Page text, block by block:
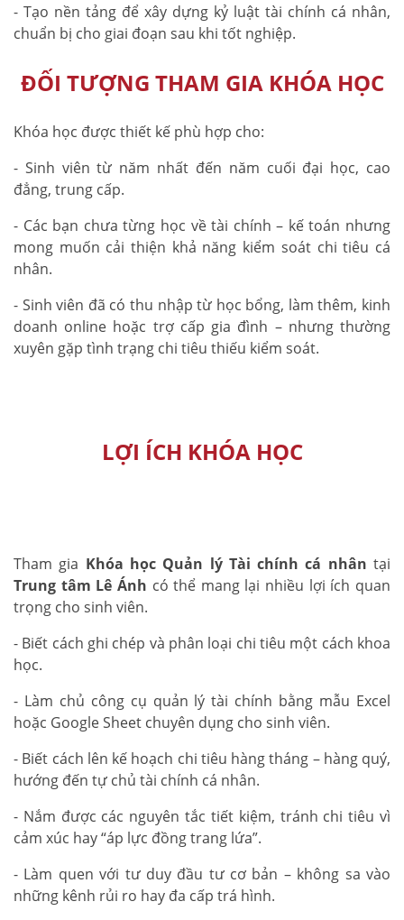
- Tạo nền tảng để xây dựng kỷ luật tài chính cá nhân,
chuẩn bị cho giai đoạn sau khi tốt nghiệp.
ĐỐI TƯỢNG THAM GIA KHÓA HỌC
Khóa học được thiết kế phù hợp cho:
- Sinh viên từ năm nhất đến năm cuối đại học, cao
đẳng, trung cấp.
- Các bạn chưa từng học về tài chính – kế toán nhưng
mong muốn cải thiện khả năng kiểm soát chi tiêu cá
nhân.
- Sinh viên đã có thu nhập từ học bổng, làm thêm, kinh
doanh online hoặc trợ cấp gia đình – nhưng thường
xuyên gặp tình trạng chi tiêu thiếu kiểm soát.
LỢI ÍCH KHÓA HỌC
Tham gia Khóa học Quản lý Tài chính cá nhân tại
Trung tâm Lê Ánh có thể mang lại nhiều lợi ích quan
trọng cho sinh viên.
- Biết cách ghi chép và phân loại chi tiêu một cách khoa
học.
- Làm chủ công cụ quản lý tài chính bằng mẫu Excel
hoặc Google Sheet chuyên dụng cho sinh viên.
- Biết cách lên kế hoạch chi tiêu hàng tháng – hàng quý,
hướng đến tự chủ tài chính cá nhân.
- Nắm được các nguyên tắc tiết kiệm, tránh chi tiêu vì
cảm xúc hay “áp lực đồng trang lứa”.
- Làm quen với tư duy đầu tư cơ bản – không sa vào
những kênh rủi ro hay đa cấp trá hình.